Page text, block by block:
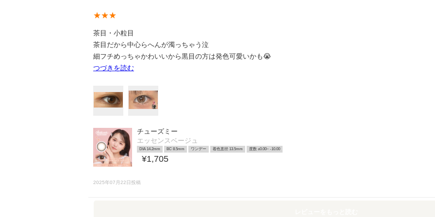
★★★
茶目・小粒目
茶目だから中心らへんが濁っちゃう泣
細フチめっちゃかわいいから黒目の方は発色可愛いかも😭
つづきを読む
チューズミー
エッセンスベージュ
DIA 14.2mm BC 8.5mm ワンデー 着色直径 13.5mm 度数 ±0.00~ -10.00
¥1,705
2025年07月22日投稿